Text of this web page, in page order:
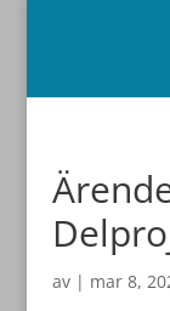
av | mar 8,